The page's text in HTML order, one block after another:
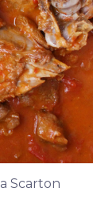
Scarton